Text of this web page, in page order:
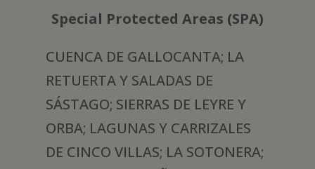
Special Protected Areas (SPA)
CUENCA DE GALLOCANTA; LA
RETUERTA Y SALADAS DE
SÁSTAGO; SIERRAS DE LEYRE Y
ORBA; LAGUNAS Y CARRIZALES
DE CINCO VILLAS; LA SOTONERA;